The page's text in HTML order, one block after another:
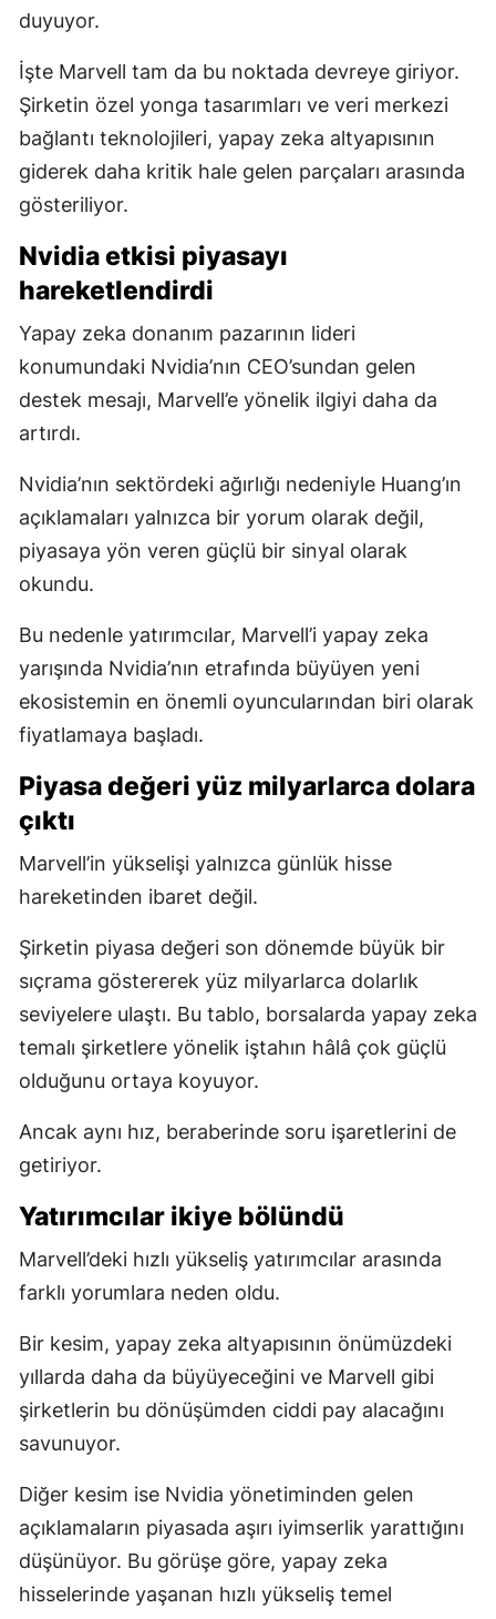
duyuyor.
İşte Marvell tam da bu noktada devreye giriyor.
Şirketin özel yonga tasarımları ve veri merkezi
bağlantı teknolojileri, yapay zeka altyapısının
giderek daha kritik hale gelen parçaları arasında
gösteriliyor.
Nvidia etkisi piyasayı
hareketlendirdi
Yapay zeka donanım pazarının lideri
konumundaki Nvidia’nın CEO’sundan gelen
destek mesajı, Marvell’e yönelik ilgiyi daha da
artırdı.
Nvidia’nın sektördeki ağırlığı nedeniyle Huang’ın
açıklamaları yalnızca bir yorum olarak değil,
piyasaya yön veren güçlü bir sinyal olarak
okundu.
Bu nedenle yatırımcılar, Marvell’i yapay zeka
yarışında Nvidia’nın etrafında büyüyen yeni
ekosistemin en önemli oyuncularından biri olarak
fiyatlamaya başladı.
Piyasa değeri yüz milyarlarca dolara
çıktı
Marvell’in yükselişi yalnızca günlük hisse
hareketinden ibaret değil.
Şirketin piyasa değeri son dönemde büyük bir
sıçrama göstererek yüz milyarlarca dolarlık
seviyelere ulaştı. Bu tablo, borsalarda yapay zeka
temalı şirketlere yönelik iştahın hâlâ çok güçlü
olduğunu ortaya koyuyor.
Ancak aynı hız, beraberinde soru işaretlerini de
getiriyor.
Yatırımcılar ikiye bölündü
Marvell’deki hızlı yükseliş yatırımcılar arasında
farklı yorumlara neden oldu.
Bir kesim, yapay zeka altyapısının önümüzdeki
yıllarda daha da büyüyeceğini ve Marvell gibi
şirketlerin bu dönüşümden ciddi pay alacağını
savunuyor.
Diğer kesim ise Nvidia yönetiminden gelen
açıklamaların piyasada aşırı iyimserlik yarattığını
düşünüyor. Bu görüşe göre, yapay zeka
hisselerinde yaşanan hızlı yükseliş temel